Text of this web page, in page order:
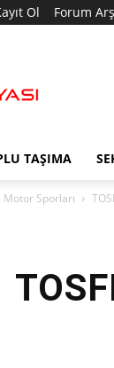
Ol Forum
TAŞIMA
Motor Sporları